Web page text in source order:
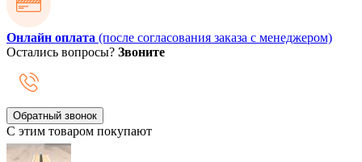
Онлайн оплата (после согласования заказа с менеджером)
Остались вопросы? Звоните
Обратный звонок
С этим товаром покупают